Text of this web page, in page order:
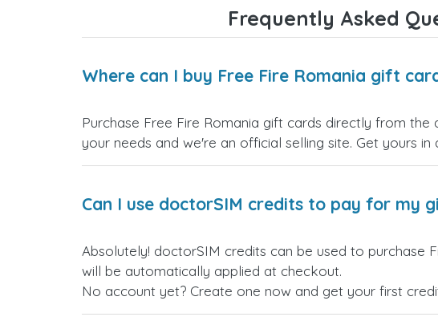
Frequently Asked
Where can I buy Free Fire Romania gift
Purchase Free Fire Romania gift cards directly from
your needs and we're an official selling site. Get yours in
Can I use doctorSIM credits to pay for my
Absolutely! doctorSIM credits can be used to purchase
will be automatically applied at checkout.
No account yet? Create one now and get your first